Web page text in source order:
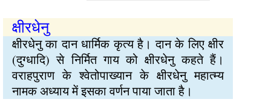
क्षीरधेनु
क्षीरधेनु का दान धार्मिक कृत्य है। दान के लिए क्षीर
(दुग्धादि) से निर्मित गाय को क्षीरधेनु कहते हैं।
वराहपुराण के श्वेतोपाख्यान के क्षीरधेनु महात्म्य
नामक अध्याय में इसका वर्णन पाया जाता है।